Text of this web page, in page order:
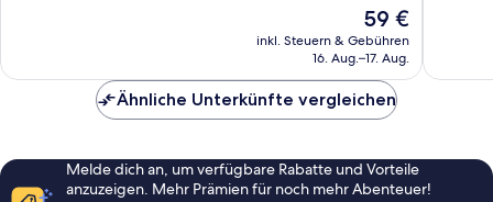
Der
Preis
beträgt
59 €
inkl. Steuern & Gebühren
16. Aug.–17. Aug.
Ähnliche Unterkünfte vergleichen
Melde dich an, um verfügbare Rabatte und Vorteile
anzuzeigen. Mehr Prämien für noch mehr Abenteuer!